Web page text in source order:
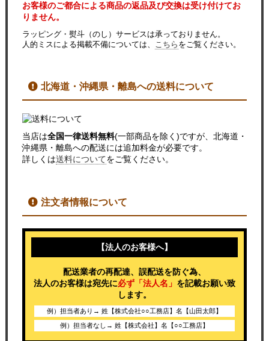
お客様のご都合による商品の返品及び交換は受け付けてお
りません。
ラッピング・熨斗（のし）サービスは承っておりません。
人的ミスによる掲載不備については、 こちら をご覧ください。
北海道・沖縄県・離島への送料について
当店は全国一律送料無料(一部商品を除く)ですが、北海道・
沖縄県・離島への配送には追加料金が必要です。
詳しくは送料についてをご覧ください。
注文者情報について
【法人のお客様へ】
配送業者の再配達、誤配送を防ぐ為、
法人のお客様は宛先に必ず「法人名」 を記載お願い致
します。
例）担当者あり→ 姓【株式会社○○工務店】名【山田太郎】
例）担当者なし→ 姓【株式会社】名【○○工務店】